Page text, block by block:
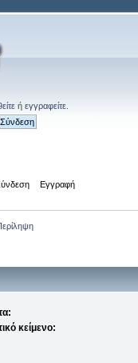
ή εγγραφείτε
Εγγραφή
κείμενο: